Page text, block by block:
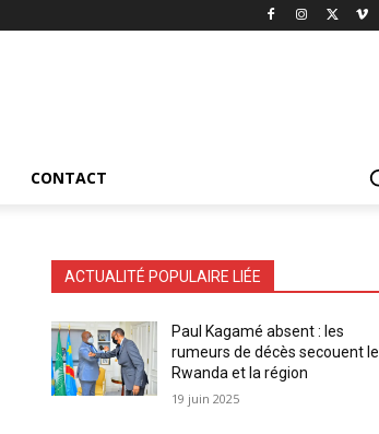
CONTACT
ACTUALITÉ POPULAIRE LIÉE
Paul Kagamé absent : les
rumeurs de décès secouent le
Rwanda et la région
19 juin 2025